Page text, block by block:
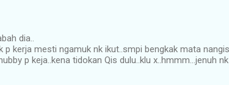
dia..
p kerja mesti ngamuk nk ikut..smpi bengkak mata
p keja..kena tidokan Qis dulu..klu x..hmmm...jenuh nk